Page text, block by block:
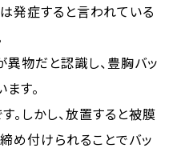
発症すると言われている
異物だと認識し、豊胸バッ
す。
しかし、放置すると被膜
め付けられることでバッ